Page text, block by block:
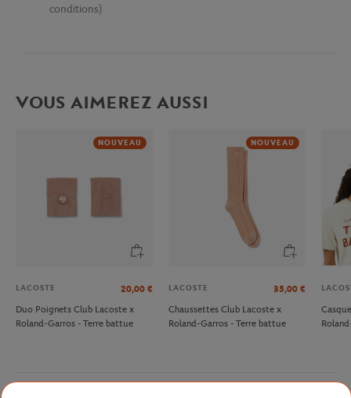
conditions)
VOUS AIMEREZ AUSSI
NOUVEAU
LACOSTE 20,00 €
Duo Poignets Club Lacoste x
Roland-Garros - Terre battue
NOUVEAU
LACOSTE 35,00 €
Chaussettes Club Lacoste x
Roland-Garros - Terre battue